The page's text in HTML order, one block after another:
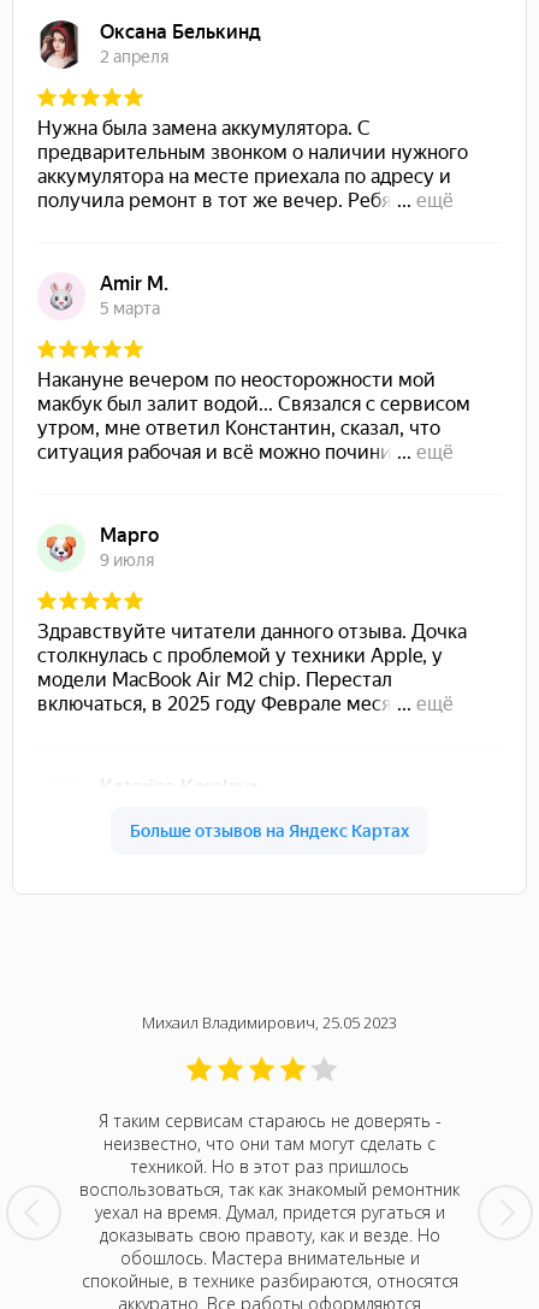
все
- не
Михаил Владимирович, 25.05 2023
Я таким сервисам стараюсь не доверять -
неизвестно, что они там могут сделать с
техникой. Но в этот раз пришлось
воспользоваться, так как знакомый ремонтник
уехал на время. Думал, придется ругаться и
доказывать свою правоту, как и везде. Но
обошлось. Мастера внимательные и
спокойные, в технике разбираются, относятся
аккуратно. Все работы оформляются
через
Жаль,
них